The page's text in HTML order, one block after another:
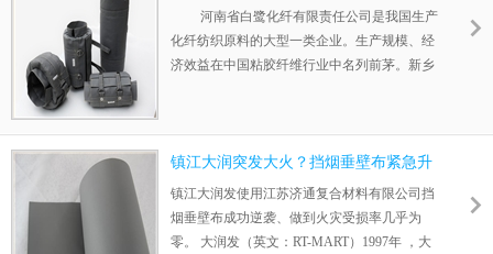
挺好，决定长期合作。 杭州丘比特食品公司成
立于2002年4月的杭州丘比食品有限公司是由
丘比株式会社（日本）、三菱商事株式会社
济通保温套的原因
河南省白鹭化纤有限责任公司是我国生产
化纤纺织原料的大型一类企业。生产规模、经
济效益在中国粘胶纤维行业中名列前茅。新乡
500家最大工业企业"、"中国工业企业综合评价
最优500家"、"中国化纤行业竞争力十强"、"国
家高新技术企业"等荣誉称号;"白鹭"牌粘胶长
丝、粘胶短纤维在2007年被评为"中国名牌产
品"。2015年新乡化纤
镇江大润突发大火？挡烟垂壁布紧急升
降启动、让此次灾情燃烧受损几乎为
零！
镇江大润发使用江苏济通复合材料有限公司挡
烟垂壁布成功逆袭、做到火灾受损率几乎为
零。 大润发（英文：RT-MART）1997年 ，大